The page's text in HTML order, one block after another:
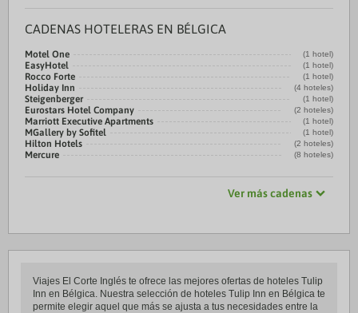
CADENAS HOTELERAS EN BÉLGICA
Motel One (1 hotel)
EasyHotel (1 hotel)
Rocco Forte (1 hotel)
Holiday Inn (4 hoteles)
Steigenberger (1 hotel)
Eurostars Hotel Company (2 hoteles)
Marriott Executive Apartments (1 hotel)
MGallery by Sofitel (1 hotel)
Hilton Hotels (2 hoteles)
Mercure (8 hoteles)
Ver más cadenas
Viajes El Corte Inglés te ofrece las mejores ofertas de hoteles Tulip
Inn en Bélgica. Nuestra selección de hoteles Tulip Inn en Bélgica te
permite elegir aquel que más se ajusta a tus necesidades entre la